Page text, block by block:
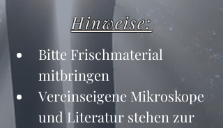
Hinweise:
Bitte Frischmaterial
mitbringen
Vereinseigene Mikroskope
und Literatur stehen zur